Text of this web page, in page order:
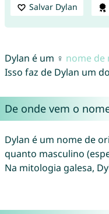
Salvar Dylan
Dylan é um ♀ nome de
Isso faz de Dylan um
De onde vem o
Dylan é um nome de
quanto masculino
Na mitologia galesa,